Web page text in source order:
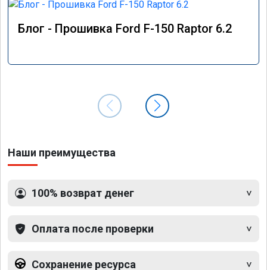
Блог - Прошивка Ford F-150 Raptor 6.2
Наши преимущества
100% возврат денег
Оплата после проверки
Сохранение ресурса